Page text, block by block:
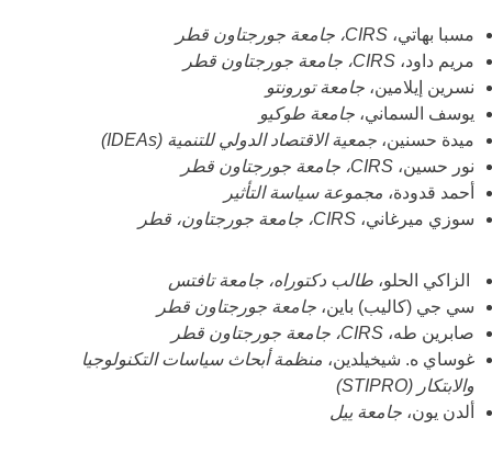
مسبا بهاتي، CIRS، جامعة جورجتاون قطر
مريم داود، CIRS، جامعة جورجتاون قطر
نسرين إيلامين، جامعة تورونتو
يوسف السماني، جامعة طوكيو
ميدة حسنين، جمعية الاقتصاد الدولي للتنمية (IDEAs)
نور حسين، CIRS، جامعة جورجتاون قطر
أحمد قدودة، مجموعة سياسة التأثير
سوزي ميرغاني، CIRS، جامعة جورجتاون، قطر
الزاكي الحلو، طالب دكتوراه، جامعة تافتس
سي جي (كاليب) باين، جامعة جورجتاون قطر
صابرين طه، CIRS، جامعة جورجتاون قطر
غوساي ه. شيخيلدين، منظمة أبحاث سياسات التكنولوجيا
والابتكار (STIPRO)
ألدن يون، جامعة ييل